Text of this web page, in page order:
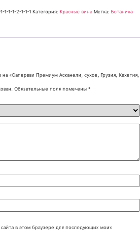
1-1-1-2-1-1-1 Категория: Красные вина Метка: Ботаника
«Саперави Премиум Асканели, сухое, Грузия, Кахетия,
Обязательные поля помечены *
в этом браузере для последующих моих